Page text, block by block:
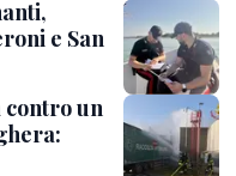
e San
contro un